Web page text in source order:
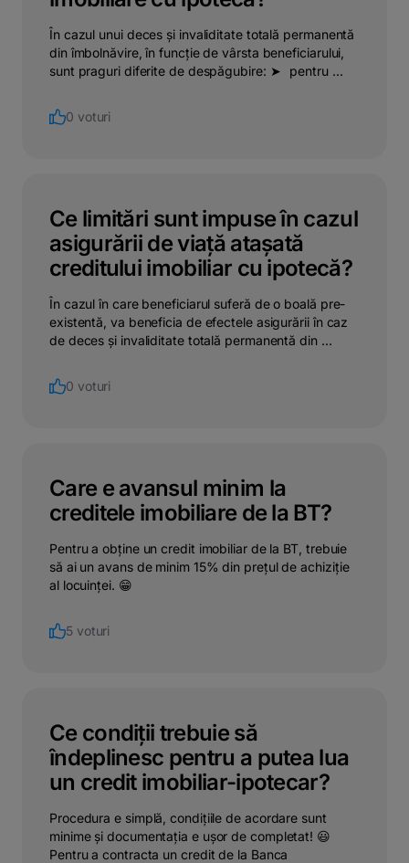
În cazul unui deces și invaliditate totală permanentă
din îmbolnăvire, în funcție de vârsta beneficiarului,
sunt praguri diferite de despăgubire: ➤⠀pentru ...
0 voturi
Ce limitări sunt impuse în cazul
asigurării de viață atașată
creditului imobiliar cu ipotecă?
În cazul în care beneficiarul suferă de o boală pre-
existentă, va beneficia de efectele asigurării în caz
de deces și invaliditate totală permanentă din ...
0 voturi
Care e avansul minim la
creditele imobiliare de la BT?
Pentru a obține un credit imobiliar de la BT, trebuie
să ai un avans de minim 15% din prețul de achiziție
al locuinței. 😁
5 voturi
Ce condiții trebuie să
îndeplinesc pentru a putea lua
un credit imobiliar-ipotecar?
Procedura e simplă, condițiile de acordare sunt
minime și documentația e ușor de completat! 😃
Pentru a contracta un credit de la Banca